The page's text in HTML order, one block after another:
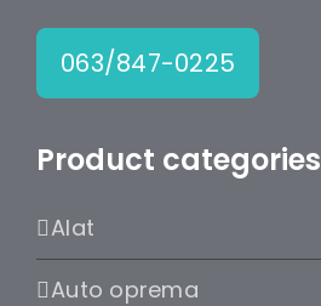
063/847-0225
Product categories
Alat
Auto oprema